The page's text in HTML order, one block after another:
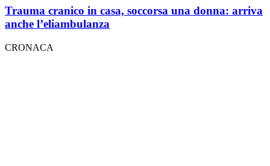
Trauma cranico in casa, soccorsa una donna: arriva
anche l’eliambulanza
CRONACA